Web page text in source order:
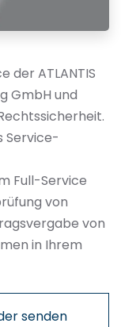
der ATLANTIS
GmbH und
Service-
Full-Service
von
von
in Ihrem
senden